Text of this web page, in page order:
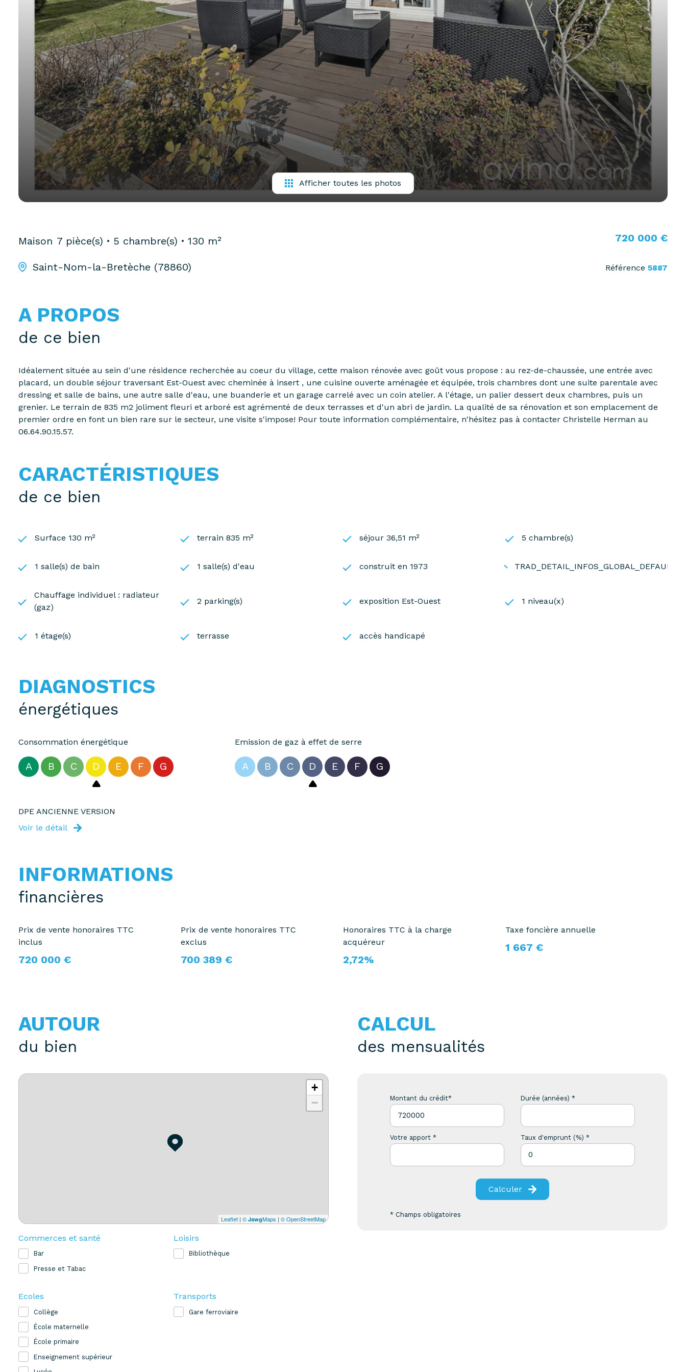
Afficher toutes les photos
Maison 7 pièce(s) 5 chambre(s) 130 m²
Saint-Nom-la-Bretèche (78860)
720 000 €
Référence 5887
A PROPOS
de ce bien
Idéalement située au sein d'une résidence recherchée au coeur du village, cette maison rénovée avec goût vous propose : au rez-de-chaussée, une entrée avec
placard, un double séjour traversant Est-Ouest avec cheminée à insert , une cuisine ouverte aménagée et équipée, trois chambres dont une suite parentale avec
dressing et salle de bains, une autre salle d'eau, une buanderie et un garage carrelé avec un coin atelier. A l'étage, un palier dessert deux chambres, puis un
grenier. Le terrain de 835 m2 joliment fleuri et arboré est agrémenté de deux terrasses et d'un abri de jardin. La qualité de sa rénovation et son emplacement de
premier ordre en font un bien rare sur le secteur, une visite s'impose! Pour toute information complémentaire, n'hésitez pas à contacter Christelle Herman au
06.64.90.15.57.
CARACTÉRISTIQUES
de ce bien
Surface 130 m² terrain 835 m² séjour 36,51 m² 5 chambre(s)
1 salle(s) de bain 1 salle(s) d'eau construit en 1973
Chauffage individuel : radiateur
(gaz)
2 parking(s) exposition Est-Ouest 1 niveau(x)
1 étage(s) terrasse accès handicapé
DIAGNOSTICS
énergétiques
Consommation énergétique
A B C D E F G
Emission de gaz à effet de serre
A B C D E F G
DPE ANCIENNE VERSION
Voir le détail
INFORMATIONS
financières
Prix de vente honoraires TTC
inclus
720 000 €
Prix de vente honoraires TTC
exclus
700 389 €
Honoraires TTC à la charge
acquéreur
2,72%
Taxe foncière annuelle
1 667 €
AUTOUR
du bien
+
−
Leaflet | © JawgMaps | © OpenStreetMap
Commerces et santé
Bar
Presse et Tabac
Loisirs
Bibliothèque
Ecoles
Collège
École maternelle
École primaire
Enseignement supérieur
Transports
Gare ferroviaire
CALCUL
des mensualités
Montant du crédit* Durée (années) *
Votre apport * Taux d'emprunt (%) *
Calculer
* Champs obligatoires